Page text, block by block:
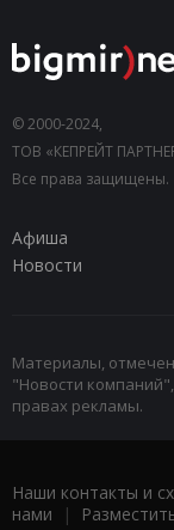
© 2000-2024,
ТОВ «КЕПРЕЙТ
Все права защищены.
Афиша
Новости
Материалы,
"Новости
правах рекламы.
Наши контакты и
нами |